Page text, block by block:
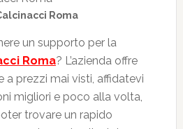
Roma
un supporto per la
Roma? L’azienda offre
a prezzi mai visti, affidatevi
migliori e poco alla volta,
trovare un rapido